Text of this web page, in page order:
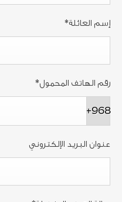
إسم العائلة*
رقم الهاتف المحمول*
+968
عنوان البريد الإلكتروني